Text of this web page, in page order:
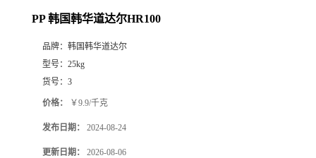
PP 韩国韩华道达尔HR100
品牌： 韩国韩华道达尔
型号： 25kg
货号： 3
价格： ￥9.9/千克
发布日期： 2024-08-24
更新日期： 2026-08-06